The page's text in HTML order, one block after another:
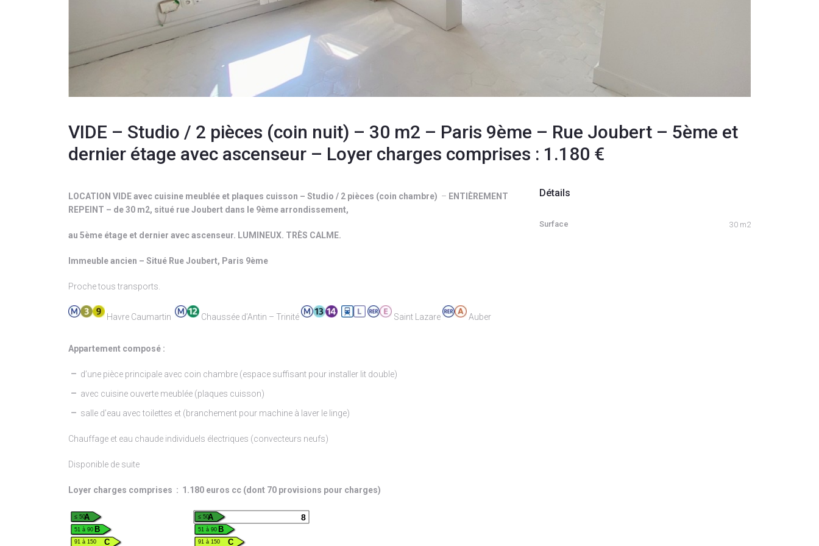
VIDE – Studio / 2 pièces (coin nuit) – 30 m2 – Paris 9ème – Rue Joubert – 5ème et
dernier étage avec ascenseur – Loyer charges comprises : 1.180 €
LOCATION VIDE avec cuisine meublée et plaques cuisson – Studio / 2 pièces (coin chambre) – ENTIÈREMENT
REPEINT – de 30 m2, situé rue Joubert dans le 9ème arrondissement,
au 5ème étage et dernier avec ascenseur. LUMINEUX. TRÈS CALME.
Immeuble ancien – Situé Rue Joubert, Paris 9ème
Proche tous transports.
Havre Caumartin Chaussée d’Antin – Trinité Saint Lazare Auber
Appartement composé :
d’une pièce principale avec coin chambre (espace suffisant pour installer lit double)
avec cuisine ouverte meublée (plaques cuisson)
salle d’eau avec toilettes et (branchement pour machine à laver le linge)
Chauffage et eau chaude individuels électriques (convecteurs neufs)
Disponible de suite
Loyer charges comprises : 1.180 euros cc (dont 70 provisions pour charges)
A
≤ 50
B
51 à 90
C
91 à 150
8
A
≤ 50
B
51 à 90
C
91 à 150
Détails
Surface 30 m2